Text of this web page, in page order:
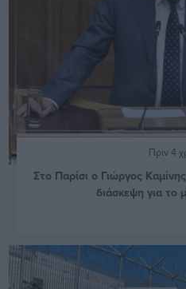
Πριν 4
Στο Παρίσι ο Γιώργος
διάσκεψη για το